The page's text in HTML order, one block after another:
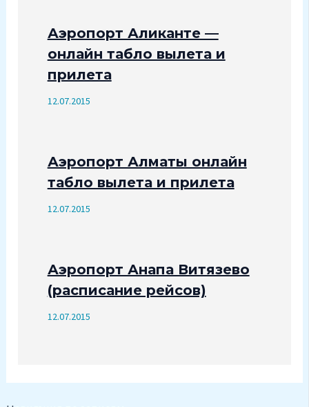
Аэропорт Аликанте —
онлайн табло вылета и
прилета
12.07.2015
Аэропорт Алматы онлайн
табло вылета и прилета
12.07.2015
Аэропорт Анапа Витязево
(расписание рейсов)
12.07.2015